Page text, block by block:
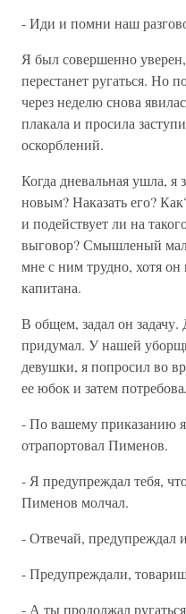
- Иди и помни наш
Я был совершенно
перестанет ругаться. Но
через неделю снова
плакала и просила
оскорблений.
Когда дневальная ушла, я
новым? Наказать его?
и подействует ли на
выговор? Смышленый
мне с ним трудно, хотя
капитана.
В общем, задал он
придумал. У нашей
девушки, я попросил во
ее юбок и затем
- По вашему приказанию
отрапортовал Пименов.
- Я предупреждал тебя,
Пименов молчал.
- Отвечай, предупреждал
- Предупреждали,
- А ты продолжал